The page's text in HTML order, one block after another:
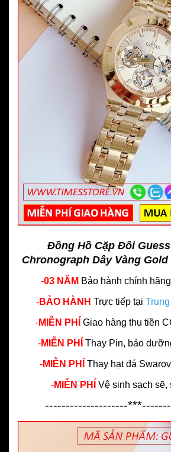
Đồng Hồ Cặp Đôi
Chronograph Dây Vàng Gold
-03 NĂM Bảo hành chính hãng
-BẢO HÀNH Trực tiếp tại
-MIỄN PHÍ Giao hàng thu tiền
-MIỄN PHÍ Thay Pin, bảo
-MIỄN PHÍ Thay hạt đá
-MIỄN PHÍ Vệ sinh sạch sẽ,
--------------------